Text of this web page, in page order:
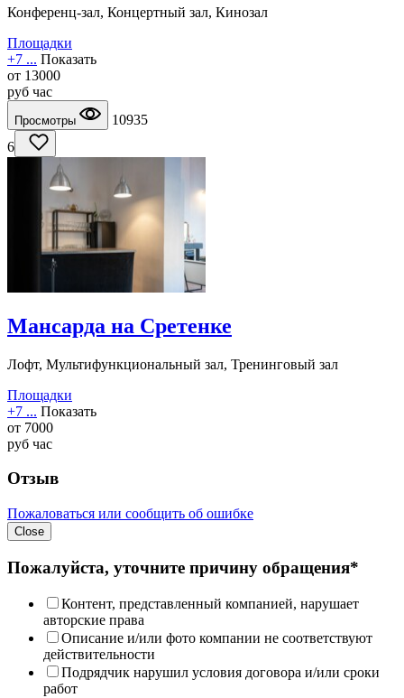
Конференц-зал, Концертный зал, Кинозал
Площадки
+7 ... Показать
от 13000
руб час
Просмотры
10935
6
Мансарда на Сретенке
Лофт, Мультифункциональный зал, Тренинговый зал
Площадки
+7 ... Показать
от 7000
руб час
Отзыв
Пожаловаться или сообщить об ошибке
Close
Пожалуйста, уточните причину обращения*
Контент, представленный компанией, нарушает
авторские права
Описание и/или фото компании не соответствуют
действительности
Подрядчик нарушил условия договора и/или сроки
работ